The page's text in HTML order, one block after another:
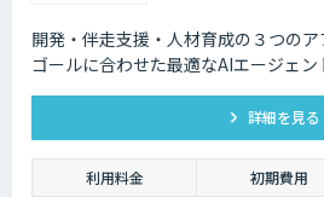
開発・伴走支援・人材育成の３つの
ゴールに合わせた最適なAIエージェ
詳細を見る
利用料金 初期費用